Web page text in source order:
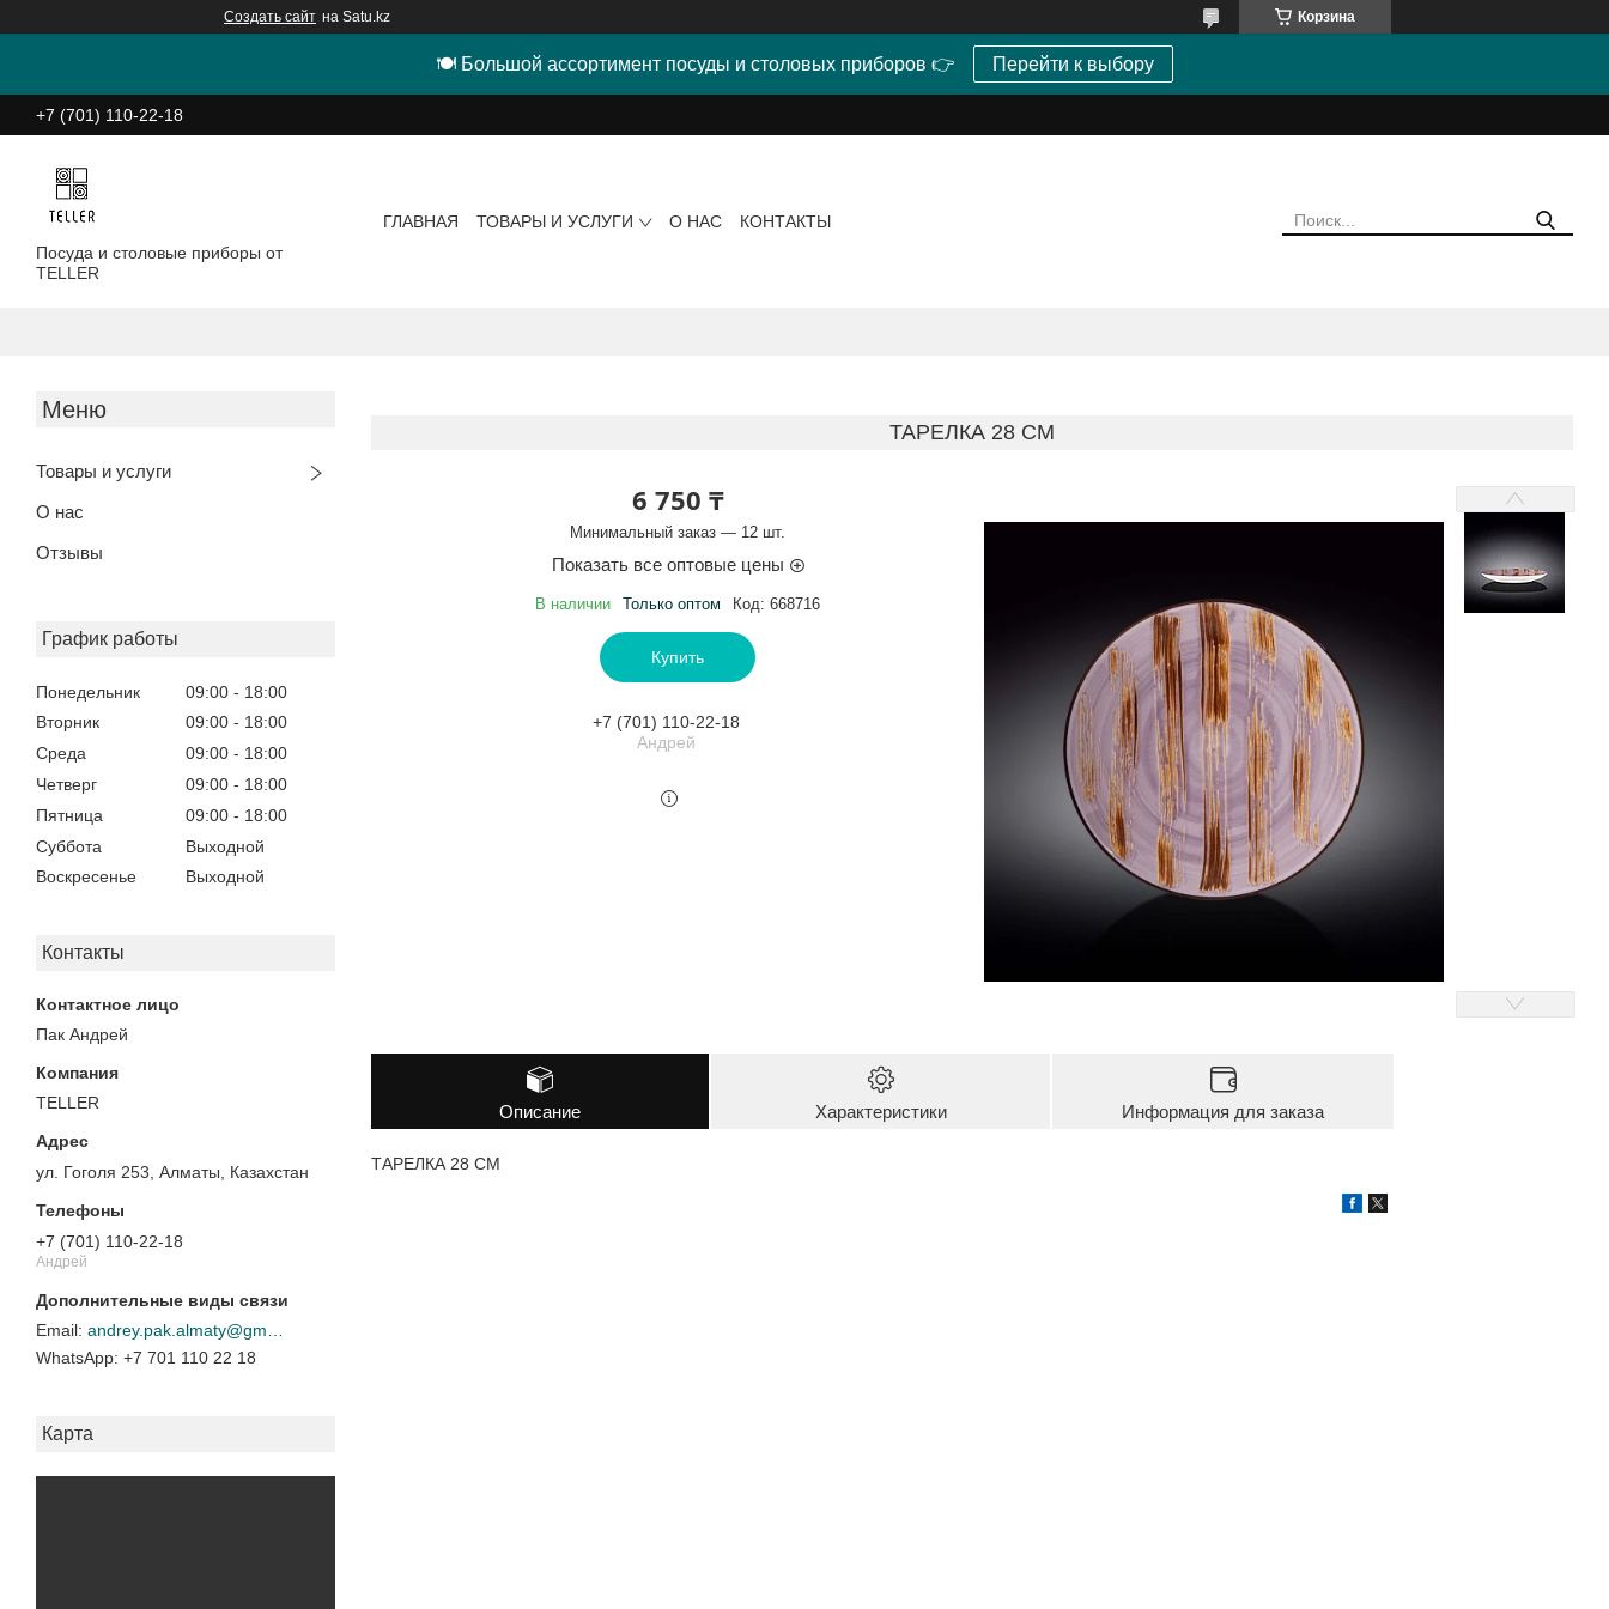
Создать сайт на Satu.kz Корзина
🍽 Большой ассортимент посуды и столовых приборов 👉 Перейти к выбору
+7 (701) 110-22-18
Посуда и столовые приборы от
TELLER
ГЛАВНАЯ ТОВАРЫ И УСЛУГИ О НАС КОНТАКТЫ
Товары и услуги
О нас
Отзывы
График работы
Понедельник 09:00
18:00
Вторник
09:00
18:00
Среда
09:00
18:00
Четверг
09:00
18:00
Пятница
09:00
18:00
Суббота
Выходной
Воскресенье
Выходной
Контакты
Пак Андрей
TELLER
ул. Гоголя 253, Алматы, Казахстан
+7 (701) 110-22-18
Андрей
+7 701 110 22 18
Карта
ТАРЕЛКА 28 СМ
6 750 ₸
Минимальный заказ — 12 шт.
Показать все оптовые цены
В наличии Только оптом Код: 668716
Купить
+7 (701) 110-22-18
Андрей
Описание Характеристики Информация для заказа
ТАРЕЛКА 28 СМ